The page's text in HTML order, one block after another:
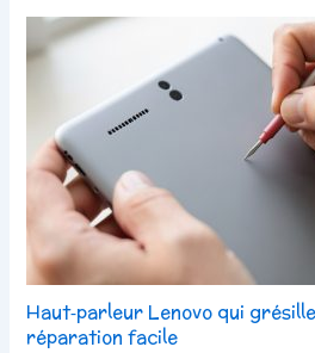
Haut‑parleur Lenovo qui
réparation facile